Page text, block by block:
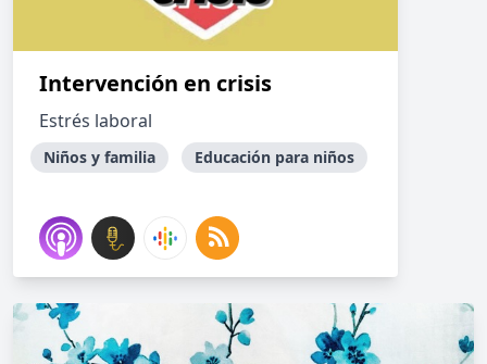
Intervención en crisis
Estrés laboral
Niños y familia Educación para niños